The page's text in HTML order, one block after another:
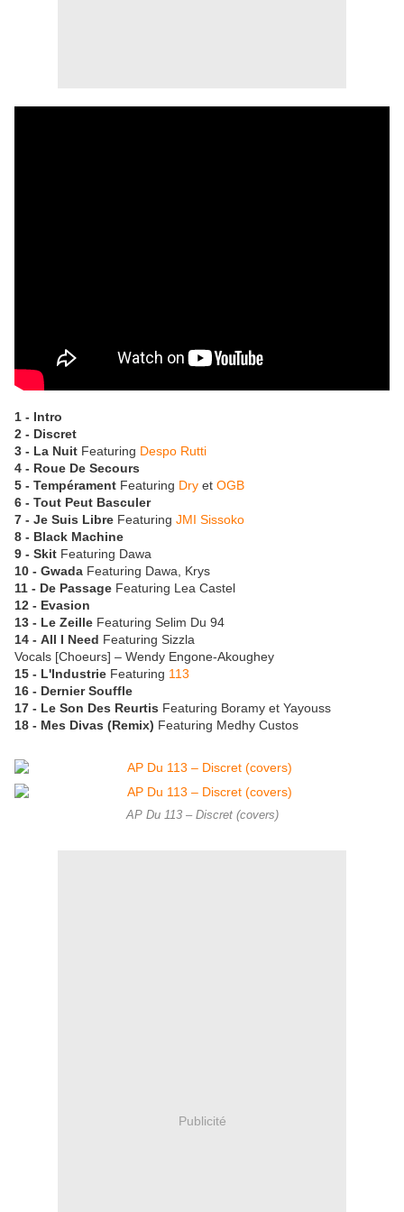
1 - Intro
2 - Discret
3 - La Nuit Featuring Despo Rutti
4 - Roue De Secours
5 - Tempérament Featuring Dry et OGB
6 - Tout Peut Basculer
7 - Je Suis Libre Featuring JMI Sissoko
8 - Black Machine
9 - Skit Featuring Dawa
10 - Gwada Featuring Dawa, Krys
11 - De Passage Featuring Lea Castel
12 - Evasion
13 - Le Zeille Featuring Selim Du 94
14 - All I Need Featuring Sizzla
Vocals [Choeurs] – Wendy Engone-Akoughey
15 - L'Industrie Featuring 113
16 - Dernier Souffle
17 - Le Son Des Reurtis Featuring Boramy et Yayouss
18 - Mes Divas (Remix) Featuring Medhy Custos
AP Du 113 – Discret (covers)
Publicité